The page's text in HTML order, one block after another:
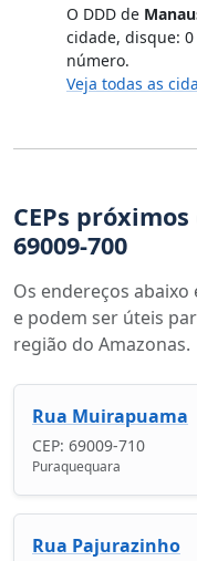
O DDD de
cidade, disque:
número.
Veja todas as
CEPs
69009-700
Os endereços abaixo
e podem ser úteis
região do Amazonas.
Rua Muirapuama
CEP: 69009-710
Puraquequara
Rua Pajurazinho